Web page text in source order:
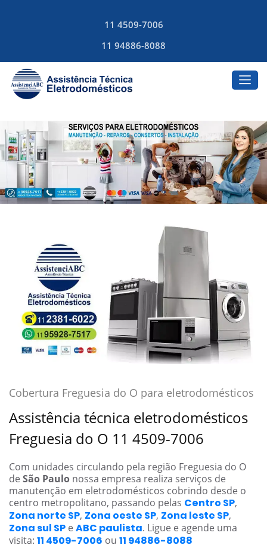
11 4509-7006
11 94886-8088
Cobertura Freguesia do O para eletrodomésticos
Assistência técnica eletrodomésticos
Freguesia do O 11 4509-7006
Com unidades circulando pela região Freguesia do O
de São Paulo nossa empresa realiza serviços de
manutenção em eletrodomésticos cobrindo desde o
centro metropolitano, passando pelas Centro SP,
Zona norte SP, Zona oeste SP, Zona leste SP,
Zona sul SP e ABC paulista. Ligue e agende uma
visita: 11 4509-7006 ou 11 94886-8088